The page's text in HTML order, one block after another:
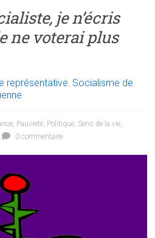
je n’écris
ne voterai plus
représentative, Socialisme de
, Pauvreté, Politique, Sens de la vie,
0 commentaire